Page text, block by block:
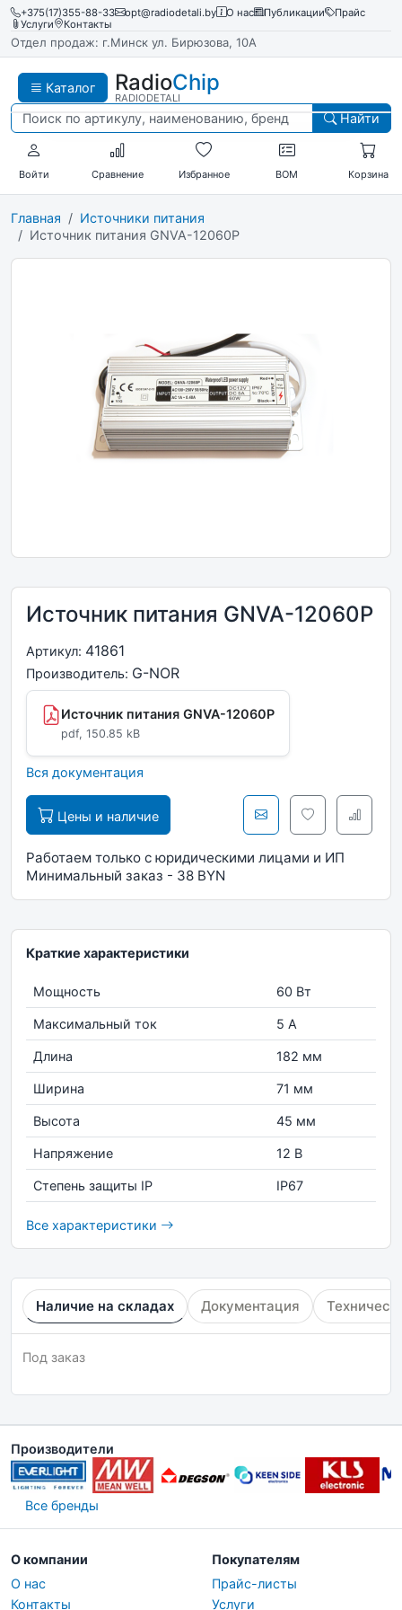
+375(17)355-88-33 opt@radiodetali.by О нас Публикации
Прайс
Услуги
Контакты
Отдел продаж: г.Минск ул. Бирюзова, 10А
Каталог RadioChip
RADIODETALI
Найти
Войти Сравнение Избранное BOM Корзина
Главная
Источники питания
Источник питания GNVA-12060P
Источник питания GNVA-12060P
Артикул: 41861
Производитель: G-NOR
Источник питания GNVA-12060P
pdf, 150.85 kB
Вся документация
Цены и наличие
Работаем только с юридическими лицами и ИП
Минимальный заказ - 38 BYN
Краткие характеристики
Мощность 60 Вт
Максимальный ток 5 А
Длина 182 мм
Ширина 71 мм
Высота 45 мм
Напряжение 12 В
Степень защиты IP IP67
Все характеристики
Наличие на складах Документация
Под заказ
Производители
Все бренды
О компании
О нас
Контакты
Покупателям
Прайс-листы
Услуги